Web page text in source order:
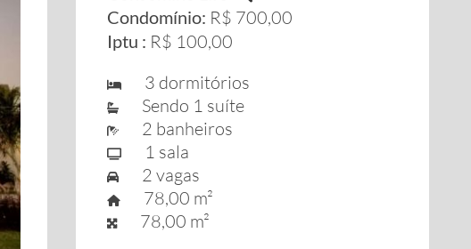
Condomínio: R$ 700,00
Iptu : R$ 100,00
3 dormitórios
Sendo 1 suíte
2 banheiros
1 sala
2 vagas
78,00 m²
78,00 m²